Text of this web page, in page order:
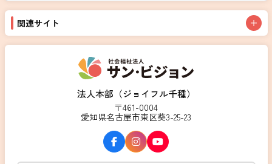
法人本部（ジョイフル千種）
〒461-0004
愛知県名古屋市東区葵3-25-23
関連サイト